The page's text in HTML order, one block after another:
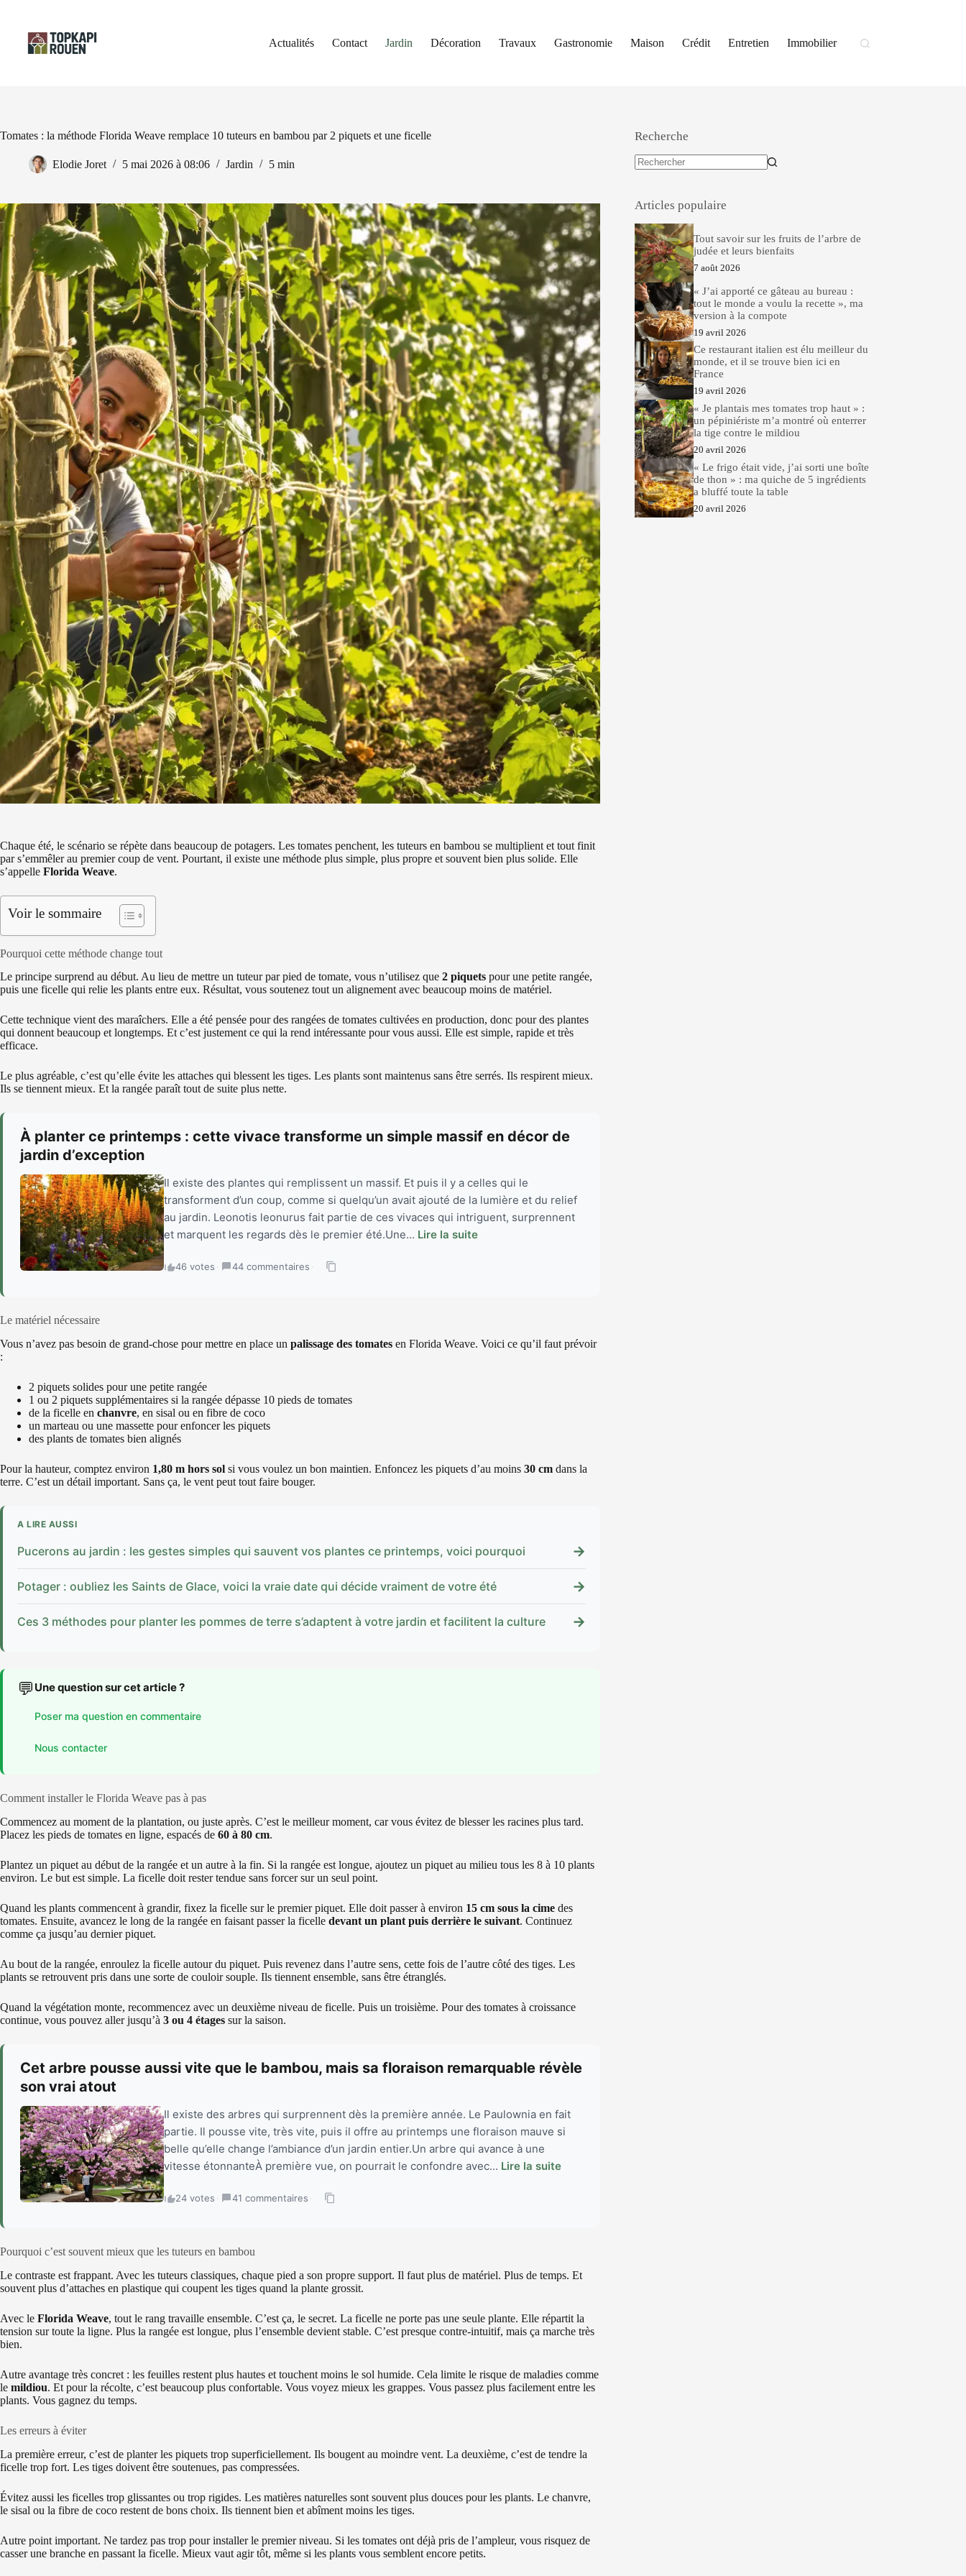
contenu
Actualités
Contact Jardin Décoration Travaux Gastronomie Maison Crédit Entretien Immobilier
Tomates : la méthode Florida Weave remplace 10 tuteurs en bambou par 2 piquets et une ficelle
Elodie Joret 5 mai 2026 à 08:06 Jardin 5 min
Chaque été, le scénario se répète dans beaucoup de potagers. Les tomates penchent, les tuteurs en bambou se multiplient et tout finit
par s’emmêler au premier coup de vent. Pourtant, il existe une méthode plus simple, plus propre et souvent bien plus solide. Elle
s’appelle Florida Weave.
Voir le sommaire
Pourquoi cette méthode change tout
Le principe surprend au début. Au lieu de mettre un tuteur par pied de tomate, vous n’utilisez que 2 piquets pour une petite rangée,
puis une ficelle qui relie les plants entre eux. Résultat, vous soutenez tout un alignement avec beaucoup moins de matériel.
Cette technique vient des maraîchers. Elle a été pensée pour des rangées de tomates cultivées en production, donc pour des plantes
qui donnent beaucoup et longtemps. Et c’est justement ce qui la rend intéressante pour vous aussi. Elle est simple, rapide et très
efficace.
Le plus agréable, c’est qu’elle évite les attaches qui blessent les tiges. Les plants sont maintenus sans être serrés. Ils respirent mieux.
Ils se tiennent mieux. Et la rangée paraît tout de suite plus nette.
À planter ce printemps : cette vivace transforme un simple massif en décor de
jardin d’exception
Il existe des plantes qui remplissent un massif. Et puis il y a celles qui le
transforment d’un coup, comme si quelqu’un avait ajouté de la lumière et du relief
au jardin. Leonotis leonurus fait partie de ces vivaces qui intriguent, surprennent
et marquent les regards dès le premier été.Une... Lire la suite
46 votes · 44 commentaires ·
Le matériel nécessaire
Vous n’avez pas besoin de grand-chose pour mettre en place un palissage des tomates en Florida Weave. Voici ce qu’il faut prévoir
:
2 piquets solides pour une petite rangée
1 ou 2 piquets supplémentaires si la rangée dépasse 10 pieds de tomates
de la ficelle en chanvre, en sisal ou en fibre de coco
un marteau ou une massette pour enfoncer les piquets
des plants de tomates bien alignés
Pour la hauteur, comptez environ 1,80 m hors sol si vous voulez un bon maintien. Enfoncez les piquets d’au moins 30 cm dans la
terre. C’est un détail important. Sans ça, le vent peut tout faire bouger.
A LIRE AUSSI
Pucerons au jardin : les gestes simples qui sauvent vos plantes ce printemps, voici pourquoi →
Potager : oubliez les Saints de Glace, voici la vraie date qui décide vraiment de votre été →
Ces 3 méthodes pour planter les pommes de terre s’adaptent à votre jardin et facilitent la culture →
💬 Une question sur cet article ?
Poser ma question en commentaire
Nous contacter
Comment installer le Florida Weave pas à pas
Commencez au moment de la plantation, ou juste après. C’est le meilleur moment, car vous évitez de blesser les racines plus tard.
Placez les pieds de tomates en ligne, espacés de 60 à 80 cm.
Plantez un piquet au début de la rangée et un autre à la fin. Si la rangée est longue, ajoutez un piquet au milieu tous les 8 à 10 plants
environ. Le but est simple. La ficelle doit rester tendue sans forcer sur un seul point.
Quand les plants commencent à grandir, fixez la ficelle sur le premier piquet. Elle doit passer à environ 15 cm sous la cime des
tomates. Ensuite, avancez le long de la rangée en faisant passer la ficelle devant un plant puis derrière le suivant. Continuez
comme ça jusqu’au dernier piquet.
Au bout de la rangée, enroulez la ficelle autour du piquet. Puis revenez dans l’autre sens, cette fois de l’autre côté des tiges. Les
plants se retrouvent pris dans une sorte de couloir souple. Ils tiennent ensemble, sans être étranglés.
Quand la végétation monte, recommencez avec un deuxième niveau de ficelle. Puis un troisième. Pour des tomates à croissance
continue, vous pouvez aller jusqu’à 3 ou 4 étages sur la saison.
Cet arbre pousse aussi vite que le bambou, mais sa floraison remarquable révèle
son vrai atout
Il existe des arbres qui surprennent dès la première année. Le Paulownia en fait
partie. Il pousse vite, très vite, puis il offre au printemps une floraison mauve si
belle qu’elle change l’ambiance d’un jardin entier.Un arbre qui avance à une
vitesse étonnanteÀ première vue, on pourrait le confondre avec... Lire la suite
24 votes · 41 commentaires ·
Pourquoi c’est souvent mieux que les tuteurs en bambou
Le contraste est frappant. Avec les tuteurs classiques, chaque pied a son propre support. Il faut plus de matériel. Plus de temps. Et
souvent plus d’attaches en plastique qui coupent les tiges quand la plante grossit.
Avec le Florida Weave, tout le rang travaille ensemble. C’est ça, le secret. La ficelle ne porte pas une seule plante. Elle répartit la
tension sur toute la ligne. Plus la rangée est longue, plus l’ensemble devient stable. C’est presque contre-intuitif, mais ça marche très
bien.
Autre avantage très concret : les feuilles restent plus hautes et touchent moins le sol humide. Cela limite le risque de maladies comme
le mildiou. Et pour la récolte, c’est beaucoup plus confortable. Vous voyez mieux les grappes. Vous passez plus facilement entre les
plants. Vous gagnez du temps.
Les erreurs à éviter
La première erreur, c’est de planter les piquets trop superficiellement. Ils bougent au moindre vent. La deuxième, c’est de tendre la
ficelle trop fort. Les tiges doivent être soutenues, pas compressées.
Évitez aussi les ficelles trop glissantes ou trop rigides. Les matières naturelles sont souvent plus douces pour les plants. Le chanvre,
le sisal ou la fibre de coco restent de bons choix. Ils tiennent bien et abîment moins les tiges.
Autre point important. Ne tardez pas trop pour installer le premier niveau. Si les tomates ont déjà pris de l’ampleur, vous risquez de
casser une branche en passant la ficelle. Mieux vaut agir tôt, même si les plants vous semblent encore petits.
Recherche
Articles populaire
Tout savoir sur les fruits de l’arbre de
judée et leurs bienfaits
7 août 2026
« J’ai apporté ce gâteau au bureau :
tout le monde a voulu la recette », ma
version à la compote
19 avril 2026
Ce restaurant italien est élu meilleur du
monde, et il se trouve bien ici en
France
19 avril 2026
« Je plantais mes tomates trop haut » :
un pépiniériste m’a montré où enterrer
la tige contre le mildiou
20 avril 2026
« Le frigo était vide, j’ai sorti une boîte
de thon » : ma quiche de 5 ingrédients
a bluffé toute la table
20 avril 2026